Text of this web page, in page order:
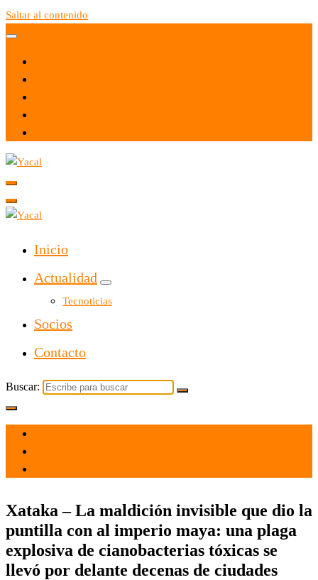
Saltar al contenido
Yacal micro hosting
Inicio
Actualidad
Tecnoticias
Socios
Contacto
Buscar:
Xataka – La maldición invisible que dio la
puntilla con al imperio maya: una plaga
explosiva de cianobacterias tóxicas se
llevó por delante decenas de ciudades